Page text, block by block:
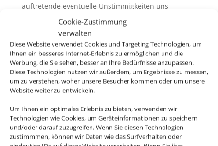
Cookie-Zustimmung
verwalten
Diese Website verwendet Cookies und Targeting Technologien, um
Ihnen ein besseres Internet-Erlebnis zu ermöglichen und die
Werbung, die Sie sehen, besser an Ihre Bedürfnisse anzupassen.
Diese Technologien nutzen wir außerdem, um Ergebnisse zu messen,
um zu verstehen, woher unsere Besucher kommen oder um unsere
Website weiter zu entwickeln.
Um Ihnen ein optimales Erlebnis zu bieten, verwenden wir
Technologien wie Cookies, um Geräteinformationen zu speichern
und/oder darauf zuzugreifen. Wenn Sie diesen Technologien
zustimmmen, können wir Daten wie das Surfverhalten oder
auftretende eventuelle Unstimmigkeiten uns
unverzüglich mitzuteilen.
6.3. Wir erheben in der Regel keine eigenen
Servicegebühren oder Bearbeitungsentgelte für
Rücktritt / Umbuchung und /oder Stornierung. Wenn
wir Servicegebühren oder Bearbeitungsentgelte
erheben, informieren wir sie vor der Buchung
darüber. Generell ausgenommen hiervon ist der
Rücktritt / die Umbuchung und /oder die Stornierung
von nicht im Zusammenhang mit einer Pauschalreise
gebuchten Flugbeförderungsleistungen („Nur-Flug-
Buchung“). Hier erheben wir ggfs. eigene
Servicegebühren oder Bearbeitungsentgelte (siehe